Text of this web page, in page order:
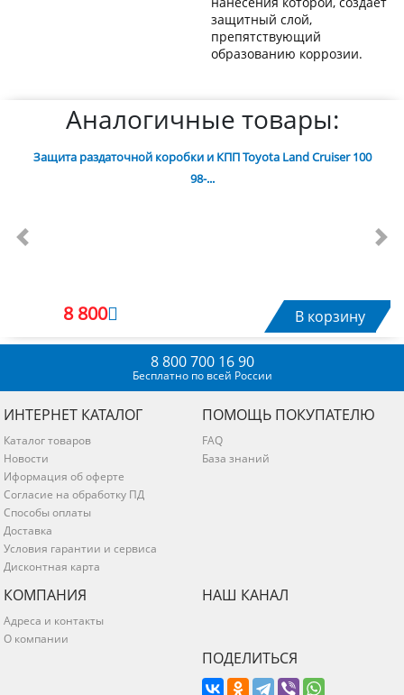
защитный слой,
препятствующий
образованию коррозии.
Аналогичные товары:
Защита раздаточной коробки и КПП Toyota Land Cruiser 100
98-...
8 800 В корзину
Previous
8 800 700 16 90
Бесплатно по всей России
ИНТЕРНЕТ КАТАЛОГ
Каталог товаров
Новости
Иформация об оферте
Согласие на обработку ПД
Способы оплаты
Доставка
Условия гарантии и сервиса
Дисконтная карта
ПОМОЩЬ ПОКУПАТЕЛЮ
FAQ
База знаний
КОМПАНИЯ
Адреса и контакты
О компании
НАШ КАНАЛ
ПОДЕЛИТЬСЯ